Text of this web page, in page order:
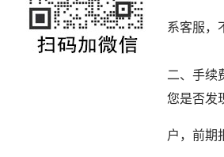
系客服，
二、手续
您是否发
户，前期